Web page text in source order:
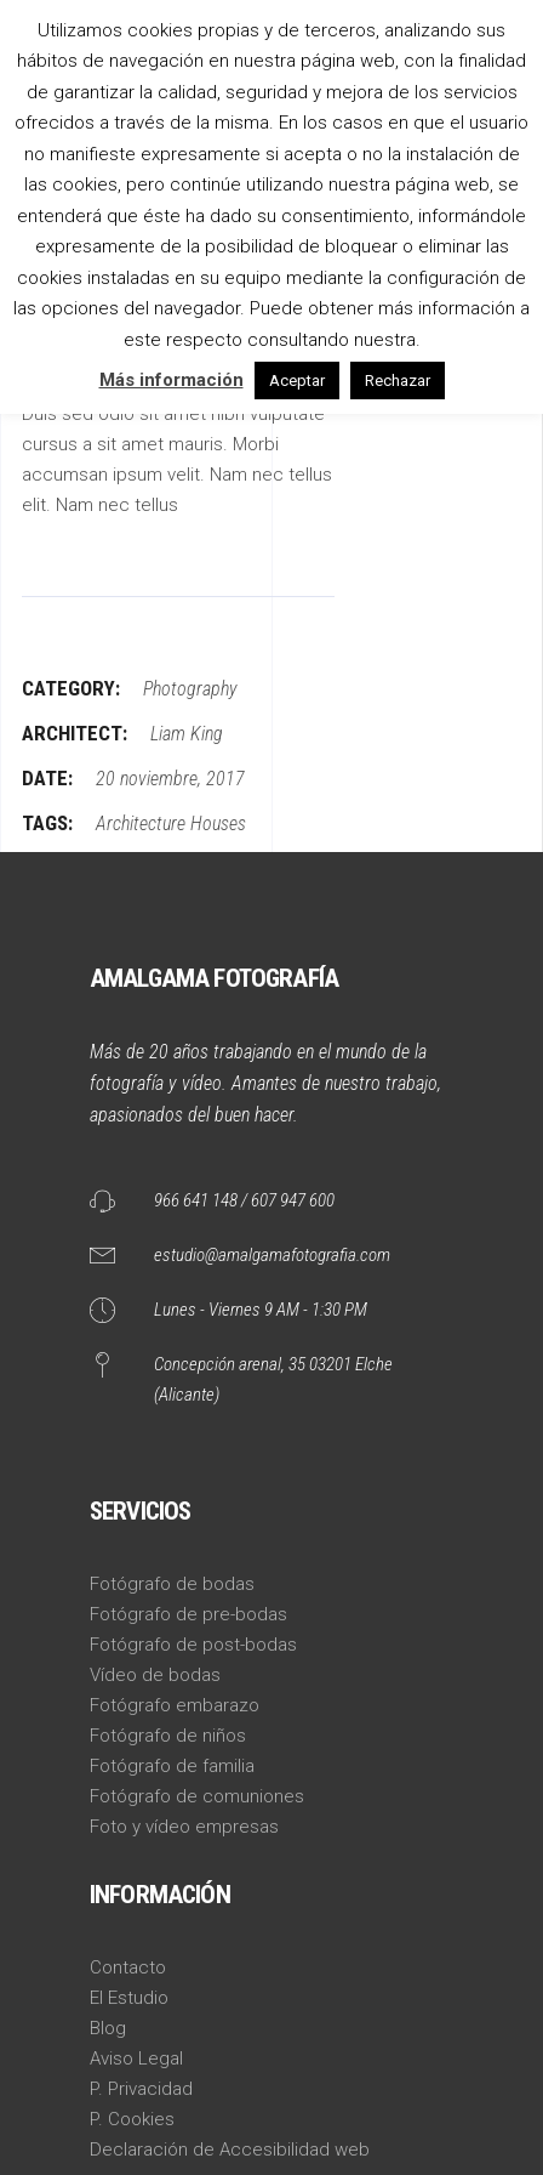
IDYLLIC
RESIDENCE
Proin gravida nibh vel velit auctor
aliquet. Aenean sollicitudin, lorem quis
bibendum auctor, nisi elit consequat
ipsum, nec sagittis sem nibh id elit.
Duis sed odio sit amet nibh vulputate
cursus a sit amet mauris. Morbi
accumsan ipsum velit. Nam nec tellus
elit. Nam nec tellus
CATEGORY: Photography
ARCHITECT: Liam King
DATE: 20 noviembre, 2017
TAGS: Architecture Houses
AMALGAMA FOTOGRAFÍA
Más de 20 años trabajando en el mundo de la
fotografía y vídeo. Amantes de nuestro trabajo,
apasionados del buen hacer.
966 641 148 / 607 947 600
estudio@amalgamafotografia.com
Lunes - Viernes 9 AM - 1:30 PM
Concepción arenal, 35 03201 Elche
(Alicante)
SERVICIOS
Fotógrafo de bodas
Fotógrafo de pre-bodas
Fotógrafo de post-bodas
Vídeo de bodas
Fotógrafo embarazo
Fotógrafo de niños
Fotógrafo de familia
Fotógrafo de comuniones
Foto y vídeo empresas
INFORMACIÓN
Contacto
El Estudio
Blog
Aviso Legal
P. Privacidad
P. Cookies
Declaración de Accesibilidad web
Utilizamos cookies propias y de terceros, analizando sus
hábitos de navegación en nuestra página web, con la finalidad
de garantizar la calidad, seguridad y mejora de los servicios
ofrecidos a través de la misma. En los casos en que el usuario
no manifieste expresamente si acepta o no la instalación de
las cookies, pero continúe utilizando nuestra página web, se
entenderá que éste ha dado su consentimiento, informándole
expresamente de la posibilidad de bloquear o eliminar las
cookies instaladas en su equipo mediante la configuración de
las opciones del navegador. Puede obtener más información a
este respecto consultando nuestra.
Más información
Aceptar Rechazar